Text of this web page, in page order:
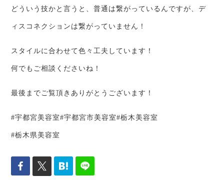
どういう技かと言うと、普通は繋がっているんですが、デ
ィスコネクションは繋がっていません！
スタイルに合わせて色々工夫しています！
何でもご相談くださいね！
最後までご覧頂きありがとうございます！
#宇都宮美容室#宇都宮市美容室#栃木美容室
#栃木県美容室